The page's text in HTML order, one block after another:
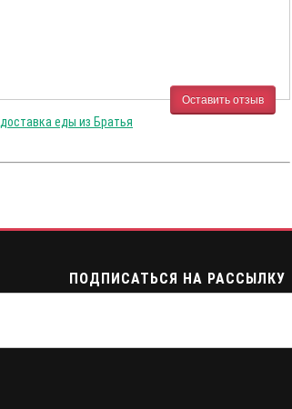
Оставить отзыв
доставка еды из Братья
ПОДПИСАТЬСЯ НА РАССЫЛКУ